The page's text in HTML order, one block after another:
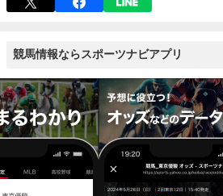
競馬情報ならスポーツナビアプリ